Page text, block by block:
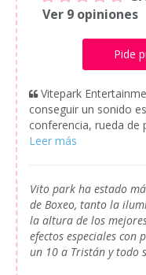
Ver 9 opiniones
Pide
Vitepark
conseguir un sonido
conferencia, rueda de
Vito park ha estado
de Boxeo, tanto la
la altura de los
efectos especiales con
un 10 a Tristán y todo